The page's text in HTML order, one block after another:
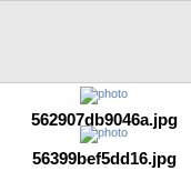
562907db9046a.jpg
56399bef5dd16.jpg